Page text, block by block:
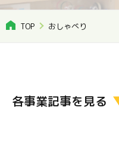
TOP おしゃべり
各事業記事を見る